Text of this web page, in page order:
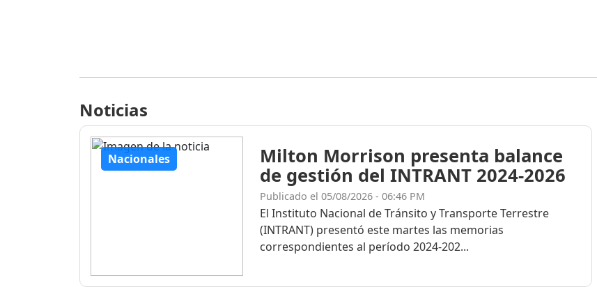
Noticias
Nacionales
Milton Morrison presenta balance
de gestión del INTRANT 2024-2026
Publicado el 05/08/2026 - 06:46 PM
El Instituto Nacional de Tránsito y Transporte Terrestre
(INTRANT) presentó este martes las memorias
correspondientes al período 2024-202...